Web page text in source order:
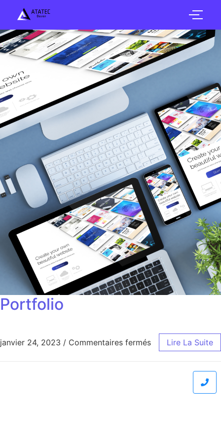
Portfolio
janvier 24, 2023 / Commentaires fermés Lire La Suite